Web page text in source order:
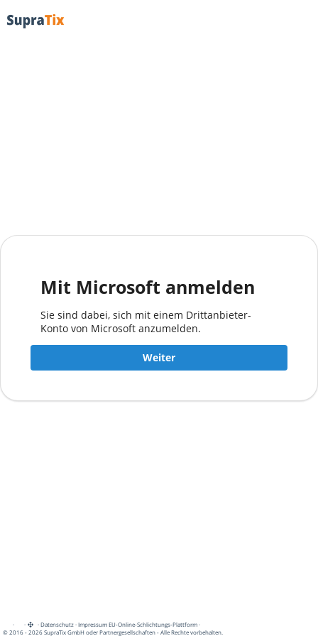
Mit Microsoft anmelden
Sie sind dabei, sich mit einem Drittanbieter-
Konto von Microsoft anzumelden.
Weiter
· · ·Datenschutz·Impressum EU-Online-Schlichtungs-Plattform·
© 2016 - 2026 SupraTix GmbH oder Partnergesellschaften - Alle Rechte vorbehalten.